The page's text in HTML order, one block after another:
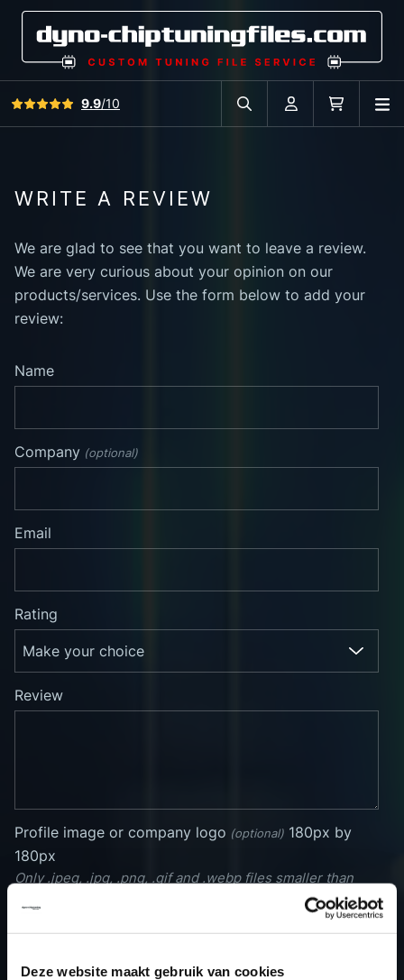
Deze website maakt gebruik van cookies
View all reviews9.9/10
Search in car database
Account Cart
WRITE A REVIEW
We are glad to see that you want to leave a review.
We are very curious about your opinion on our
products/services. Use the form below to add your
review:
Name
Company (optional)
Email
Rating
Review
Profile image or company logo (optional) 180px by
180px
Only .jpeg, .jpg, .png, .gif and .webp files smaller than
uploaded